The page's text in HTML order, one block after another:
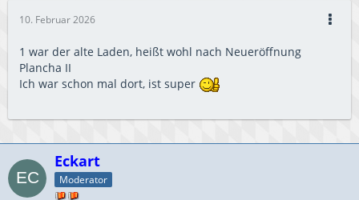
10. Februar 2026
1 war der alte Laden, heißt wohl nach Neueröffnung
Plancha II
Ich war schon mal dort, ist super
Eckart
Moderator